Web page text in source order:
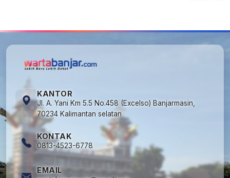
KANTOR
Jl. A. Yani Km 5.5 No.458 (Excelso) Banjarmasin,
70234 Kalimantan selatan
KONTAK
0813-4523-6778
EMAIL